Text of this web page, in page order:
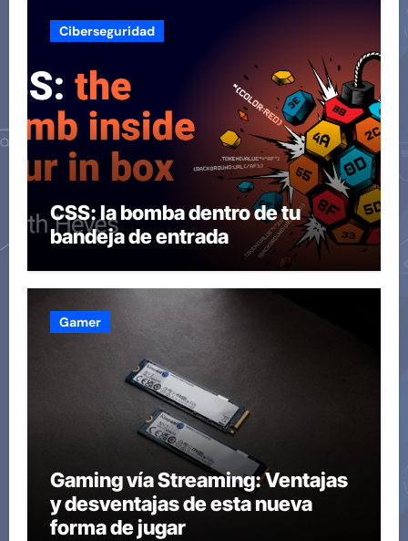
Ciberseguridad
CSS: la bomba dentro de tu
bandeja de entrada
Gamer
Gaming vía Streaming: Ventajas
y desventajas de esta nueva
forma de jugar